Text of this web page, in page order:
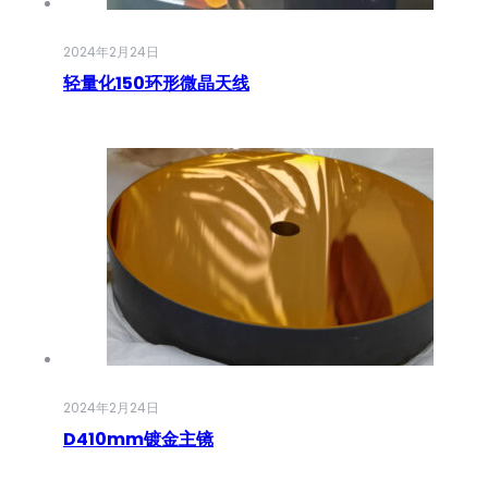
2024年2月24日
轻量化150环形微晶天线
2024年2月24日
D410mm镀金主镜